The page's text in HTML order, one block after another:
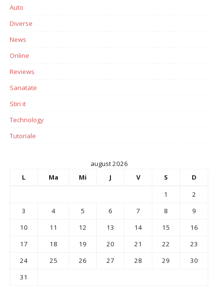
Auto
Diverse
News
Online
Reviews
Sanatate
Stiri it
Technology
Tutoriale
august 2026
L
Ma Mi J V S
D
1
2
3
4 5 6 7 8
9
10
11 12 13 14 15
16
17
18 19 20 21 22
23
24
25 26 27 28 29
30
31